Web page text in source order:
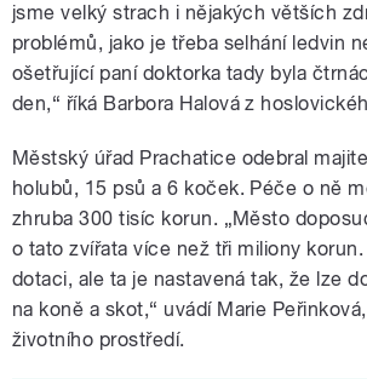
jsme velký strach i nějakých větších
problémů, jako je třeba selhání ledvin
ošetřující paní doktorka tady byla
den,“ říká Barbora Halová z
Městský úřad Prachatice odebral
holubů, 15 psů a 6 koček. Péče o ně
zhruba 300 tisíc korun. „Město
o tato zvířata více než tři miliony
dotaci, ale ta je nastavená tak, že lze
na koně a skot,“ uvádí Marie
životního prostředí.